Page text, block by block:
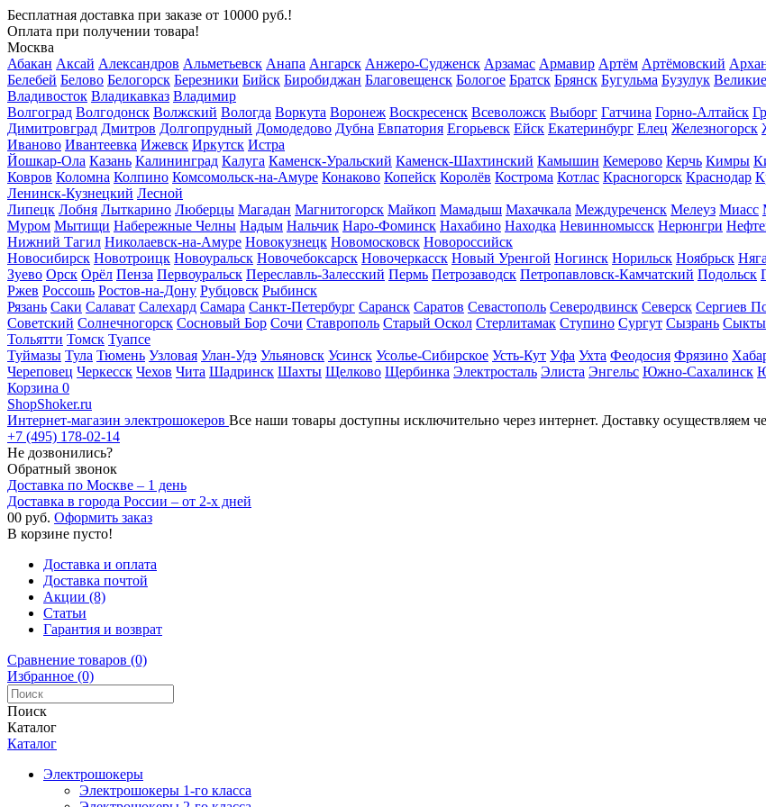
Бесплатная доставка при заказе от 10000 руб.!
Оплата при получении товара!
Москва
Абакан Аксай Александров Альметьевск Анапа Ангарск Анжеро-Судженск Арзамас Армавир Артём Артёмовский
Белебей Белово Белогорск Березники Бийск Биробиджан Благовещенск Бологое Братск Брянск Бугульма Бузулук
Владивосток Владикавказ Владимир
Волгоград Волгодонск Волжский Вологда Воркута Воронеж Воскресенск Всеволожск Выборг Гатчина Горно-Алтайск
Димитровград Дмитров Долгопрудный Домодедово Дубна Евпатория Егорьевск Ейск Екатеринбург Елец Железногорск
Иваново Ивантеевка Ижевск Иркутск Истра
Йошкар-Ола Казань Калининград Калуга Каменск-Уральский Каменск-Шахтинский Камышин Кемерово Керчь Кимры
Ковров Коломна Колпино Комсомольск-на-Амуре Конаково Копейск Королёв Кострома Котлас Красногорск Краснодар
Ленинск-Кузнецкий Лесной
Липецк Лобня Лыткарино Люберцы Магадан Магнитогорск Майкоп Мамадыш Махачкала Междуреченск Мелеуз Миасс
Муром Мытищи Набережные Челны Надым Нальчик Наро-Фоминск Нахабино Находка Невинномысск Нерюнгри
Нижний Тагил Николаевск-на-Амуре Новокузнецк Новомосковск Новороссийск
Новосибирск Новотроицк Новоуральск Новочебоксарск Новочеркасск Новый Уренгой Ногинск Норильск Ноябрьск
Зуево Орск Орёл Пенза Первоуральск Переславль-Залесский Пермь Петрозаводск Петропавловск-Камчатский Подольск
Ржев Россошь Ростов-на-Дону Рубцовск Рыбинск
Рязань Саки Салават Салехард Самара Санкт-Петербург Саранск Саратов Севастополь Северодвинск Северск Сергиев
Советский Солнечногорск Сосновый Бор Сочи Ставрополь Старый Оскол Стерлитамак Ступино Сургут Сызрань
Тольятти Томск Туапсе
Туймазы Тула Тюмень Узловая Улан-Удэ Ульяновск Усинск Усолье-Сибирское Усть-Кут Уфа Ухта Феодосия Фрязино
Череповец Черкесск Чехов Чита Шадринск Шахты Щелково Щербинка Электросталь Элиста Энгельс Южно-Сахалинск
Корзина 0
ShopShoker.ru
Интернет-магазин электрошокеров Все наши товары доступны исключительно через интернет. Доставку осуществляем
+7 (495) 178-02-14
Не дозвонились?
Обратный звонок
Доставка по Москве – 1 день
Доставка в города России – от 2-х дней
00 руб. Оформить заказ
В корзине пусто!
Доставка и оплата
Доставка почтой
Акции (8)
Статьи
Гарантия и возврат
Сравнение товаров (0)
Избранное (0)
Поиск
Каталог
Каталог
Электрошокеры
Электрошокеры 1-го класса